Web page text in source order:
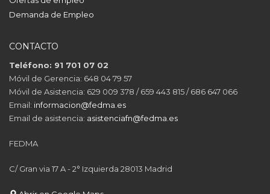
Demanda de Empleo
CONTACTO
Teléfono: 91 701 07 02
Móvil de Gerencia: 648 04 79 57
Móvil de Asistencia: 629 009 378 / 659 443 815 / 686 647 066
Email: informacion@fedma.es
Email de asistencia: asistenciafn@fedma.es
FEDMA
C/ Gran via 17 A - 2° Izquierda 28013 Madrid